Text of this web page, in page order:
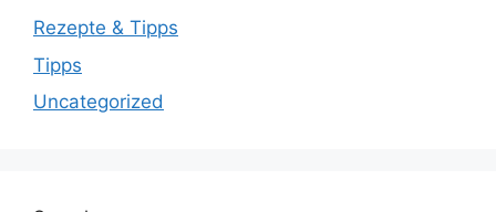
Rezepte & Tipps
Tipps
Uncategorized